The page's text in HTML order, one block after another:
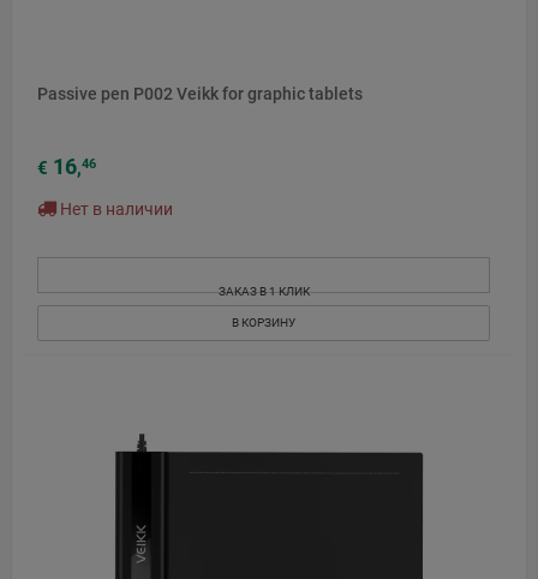
Passive pen P002 Veikk for graphic tablets
€ 16,46
Нет в наличии
ЗАКАЗ В 1 КЛИК
В КОРЗИНУ